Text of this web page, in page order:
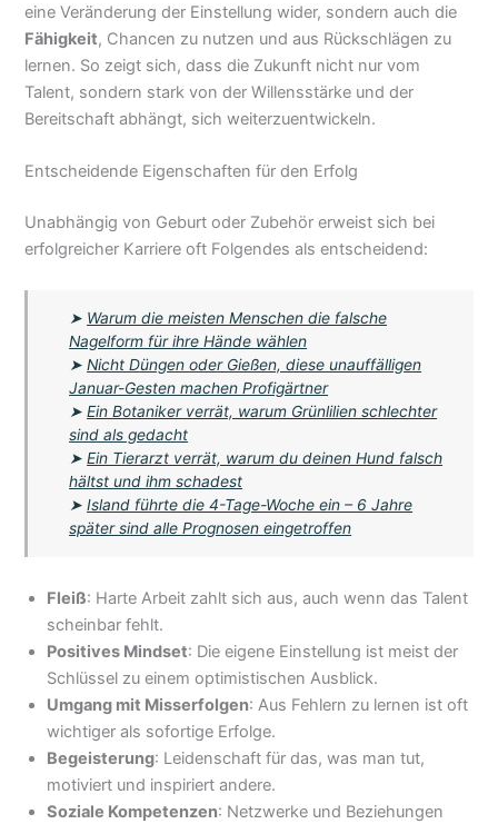
eine Veränderung der Einstellung wider, sondern auch die
Fähigkeit, Chancen zu nutzen und aus Rückschlägen zu
lernen. So zeigt sich, dass die Zukunft nicht nur vom
Talent, sondern stark von der Willensstärke und der
Bereitschaft abhängt, sich weiterzuentwickeln.
Entscheidende Eigenschaften für den Erfolg
Unabhängig von Geburt oder Zubehör erweist sich bei
erfolgreicher Karriere oft Folgendes als entscheidend:
➤ Warum die meisten Menschen die falsche
Nagelform für ihre Hände wählen
➤Nicht Düngen oder Gießen, diese unauffälligen
Januar-Gesten machen Profigärtner
➤Ein Botaniker verrät, warum Grünlilien schlechter
sind als gedacht
➤Ein Tierarzt verrät, warum du deinen Hund falsch
hältst und ihm schadest
➤Island führte die 4-Tage-Woche ein – 6 Jahre
später sind alle Prognosen eingetroffen
Fleiß: Harte Arbeit zahlt sich aus, auch wenn das Talent
scheinbar fehlt.
Positives Mindset: Die eigene Einstellung ist meist der
Schlüssel zu einem optimistischen Ausblick.
Umgang mit Misserfolgen: Aus Fehlern zu lernen ist oft
wichtiger als sofortige Erfolge.
Begeisterung: Leidenschaft für das, was man tut,
motiviert und inspiriert andere.
Soziale Kompetenzen: Netzwerke und Beziehungen